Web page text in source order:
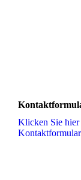
Klicken Sie hier